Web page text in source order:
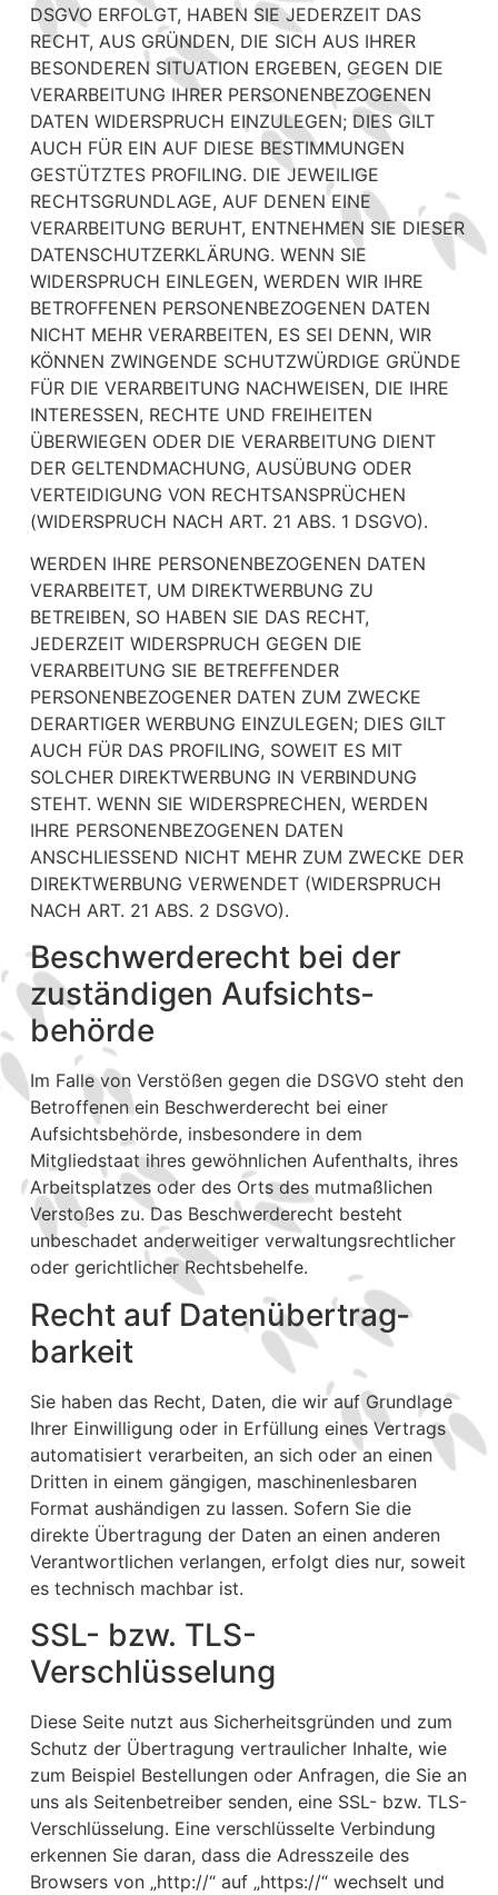
DSGVO ERFOLGT, HABEN SIE JEDERZEIT DAS
RECHT, AUS GRÜNDEN, DIE SICH AUS IHRER
BESONDEREN SITUATION ERGEBEN, GEGEN DIE
VERARBEITUNG IHRER PERSONENBEZOGENEN
DATEN WIDERSPRUCH EINZULEGEN; DIES GILT
AUCH FÜR EIN AUF DIESE BESTIMMUNGEN
GESTÜTZTES PROFILING. DIE JEWEILIGE
RECHTSGRUNDLAGE, AUF DENEN EINE
VERARBEITUNG BERUHT, ENTNEHMEN SIE DIESER
DATENSCHUTZERKLÄRUNG. WENN SIE
WIDERSPRUCH EINLEGEN, WERDEN WIR IHRE
BETROFFENEN PERSONENBEZOGENEN DATEN
NICHT MEHR VERARBEITEN, ES SEI DENN, WIR
KÖNNEN ZWINGENDE SCHUTZWÜRDIGE GRÜNDE
FÜR DIE VERARBEITUNG NACHWEISEN, DIE IHRE
INTERESSEN, RECHTE UND FREIHEITEN
ÜBERWIEGEN ODER DIE VERARBEITUNG DIENT
DER GELTENDMACHUNG, AUSÜBUNG ODER
VERTEIDIGUNG VON RECHTSANSPRÜCHEN
(WIDERSPRUCH NACH ART. 21 ABS. 1 DSGVO).
WERDEN IHRE PERSONENBEZOGENEN DATEN
VERARBEITET, UM DIREKTWERBUNG ZU
BETREIBEN, SO HABEN SIE DAS RECHT,
JEDERZEIT WIDERSPRUCH GEGEN DIE
VERARBEITUNG SIE BETREFFENDER
PERSONENBEZOGENER DATEN ZUM ZWECKE
DERARTIGER WERBUNG EINZULEGEN; DIES GILT
AUCH FÜR DAS PROFILING, SOWEIT ES MIT
SOLCHER DIREKTWERBUNG IN VERBINDUNG
STEHT. WENN SIE WIDERSPRECHEN, WERDEN
IHRE PERSONENBEZOGENEN DATEN
ANSCHLIESSEND NICHT MEHR ZUM ZWECKE DER
DIREKTWERBUNG VERWENDET (WIDERSPRUCH
NACH ART. 21 ABS. 2 DSGVO).
Beschwerde­recht bei der
zuständigen Aufsichts­
behörde
Im Falle von Verstößen gegen die DSGVO steht den
Betroffenen ein Beschwerderecht bei einer
Aufsichtsbehörde, insbesondere in dem
Mitgliedstaat ihres gewöhnlichen Aufenthalts, ihres
Arbeitsplatzes oder des Orts des mutmaßlichen
Verstoßes zu. Das Beschwerderecht besteht
unbeschadet anderweitiger verwaltungsrechtlicher
oder gerichtlicher Rechtsbehelfe.
Recht auf Daten­übertrag­
barkeit
Sie haben das Recht, Daten, die wir auf Grundlage
Ihrer Einwilligung oder in Erfüllung eines Vertrags
automatisiert verarbeiten, an sich oder an einen
Dritten in einem gängigen, maschinenlesbaren
Format aushändigen zu lassen. Sofern Sie die
direkte Übertragung der Daten an einen anderen
Verantwortlichen verlangen, erfolgt dies nur, soweit
es technisch machbar ist.
SSL- bzw. TLS-
Verschlüsselung
Diese Seite nutzt aus Sicherheitsgründen und zum
Schutz der Übertragung vertraulicher Inhalte, wie
zum Beispiel Bestellungen oder Anfragen, die Sie an
uns als Seitenbetreiber senden, eine SSL- bzw. TLS-
Verschlüsselung. Eine verschlüsselte Verbindung
erkennen Sie daran, dass die Adresszeile des
Browsers von „http://“ auf „https://“ wechselt und